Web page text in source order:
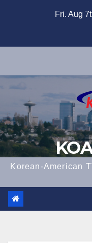
Fri. Aug
Korean-American